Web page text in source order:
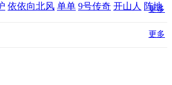
依依向北风 单单 9号传奇 开山人 阵地
更多
更多